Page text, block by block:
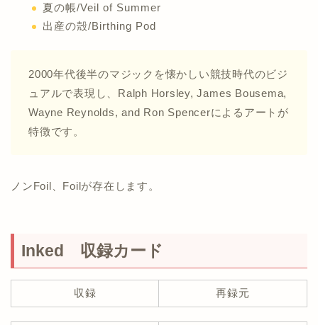
夏の帳/Veil of Summer
出産の殻/Birthing Pod
2000年代後半のマジックを懐かしい競技時代のビジ
ュアルで表現し、Ralph Horsley, James Bousema,
Wayne Reynolds, and Ron Spencerによるアートが
特徴です。
ノンFoil、Foilが存在します。
Inked 収録カード
収録 再録元